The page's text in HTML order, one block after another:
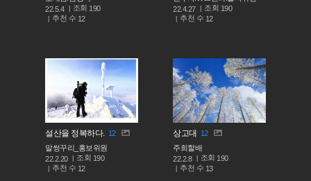
22.5.4
조회 190
추천 수 12
22.4.27
조회 190
추천 수 12
설산을 정복하다. 12
말썽꾸리_홍보위원
22.2.20
조회 190
추천 수 12
상고대
12
주희할배
22.2.8
조회 190
추천 수 13